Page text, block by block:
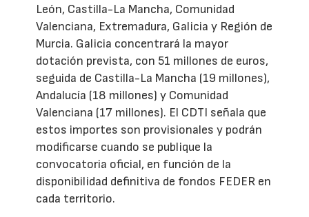
León, Castilla-La Mancha, Comunidad
Valenciana, Extremadura, Galicia y Región de
Murcia. Galicia concentrará la mayor
dotación prevista, con 51 millones de euros,
seguida de Castilla-La Mancha (19 millones),
Andalucía (18 millones) y Comunidad
Valenciana (17 millones). El CDTI señala que
estos importes son provisionales y podrán
modificarse cuando se publique la
convocatoria oficial, en función de la
disponibilidad definitiva de fondos FEDER en
cada territorio.